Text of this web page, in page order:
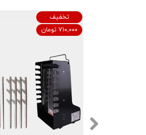
تخفیف
۷۱۰,۰۰۰ تومان